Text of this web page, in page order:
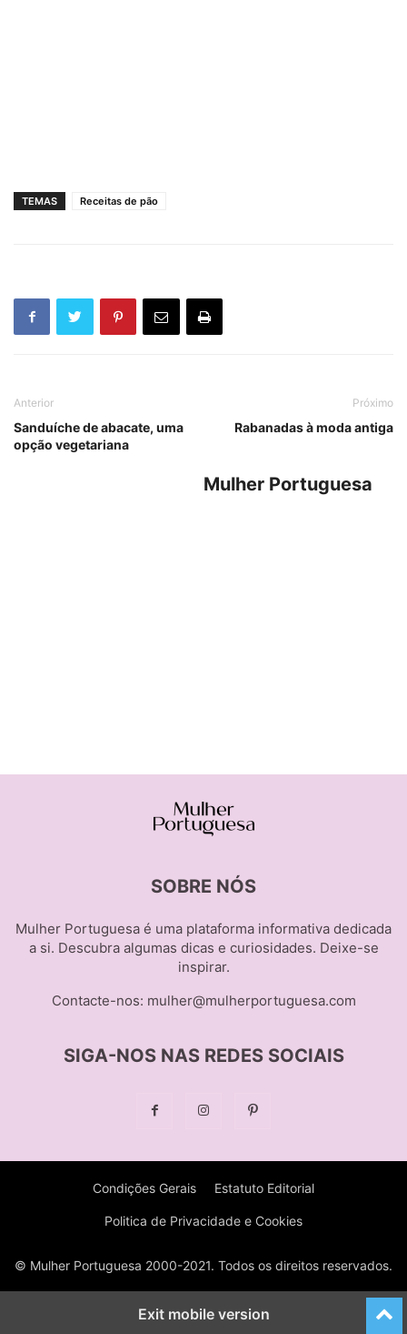
TEMAS Receitas de pão
Anterior
Sanduíche de abacate, uma
opção vegetariana
Próximo
Rabanadas à moda antiga
Mulher Portuguesa
SOBRE NÓS
Mulher Portuguesa é uma plataforma informativa dedicada
a si. Descubra algumas dicas e curiosidades. Deixe-se
inspirar.
Contacte-nos: mulher@mulherportuguesa.com
SIGA-NOS NAS REDES SOCIAIS
Condições Gerais Estatuto Editorial
Politica de Privacidade e Cookies
© Mulher Portuguesa 2000-2021. Todos os direitos reservados.
Exit mobile version